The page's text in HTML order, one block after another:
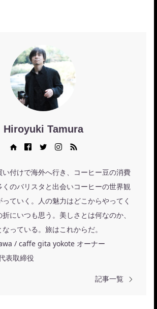
Hiroyuki Tamura
RSS
い付けで海外へ行き、コーヒー豆の消費
のバリスタと出会いコーヒーの世界観
ていく。人の魅力はどこからやってく
にいつも思う。美しさとは何なのか、
っている。旅はこれからだ。
/ caffe gita yokote オーナー
表取締役
記事一覧